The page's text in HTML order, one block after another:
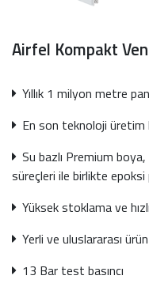
Airfel Kompakt
Yıllık 1 milyon metre
En son teknoloji üretim
Su bazlı Premium
süreçleri ile birlikte
Yüksek stoklama ve
Yerli ve uluslararası
13 Bar test basıncı